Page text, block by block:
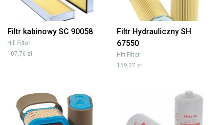
Filtr kabinowy SC 90058
Hifi Filter
107,76 zł
Filtr Hydrauliczny SH
67550
Hifi Filter
159,27 zł